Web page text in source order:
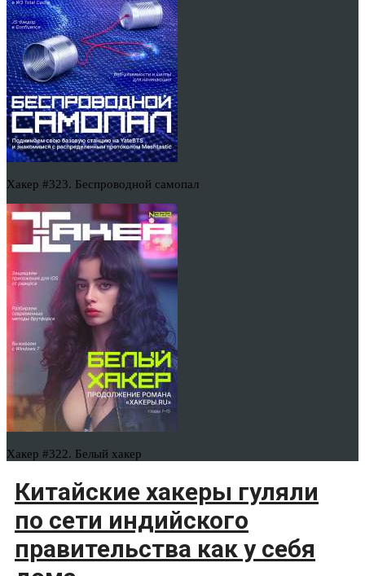
Хакер #323. Беспроводной самопал
Хакер #322. Белый хакер
Китайские хакеры гуляли
по сети индийского
правительства как у себя